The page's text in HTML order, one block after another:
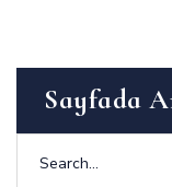
Sayfada